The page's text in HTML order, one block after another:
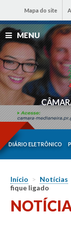
Mapa do site
MENU
DIÁRIO ELETRÔNICO
Início > Notícias
fique ligado